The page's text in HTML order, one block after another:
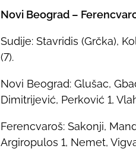
Novi Beograd –
Sudije: Stavridis (Grčka),
(7).
Novi Beograd: Glušac,
Dimitrijević, Perković 1,
Ferencvaroš: Sakonji,
Argiropulos 1, Nemet,